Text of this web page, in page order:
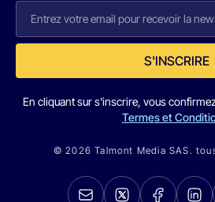
S'INSCRIRE
En cliquant sur s'inscrire, vous
Termes et
© 2026 Talmont Media SAS.